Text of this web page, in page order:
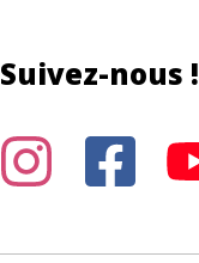
Suivez-nous !